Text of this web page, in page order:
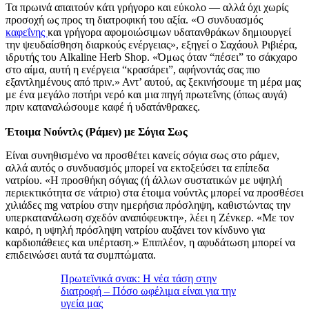
Τα πρωινά απαιτούν κάτι γρήγορο και εύκολο — αλλά όχι χωρίς
προσοχή ως προς τη διατροφική του αξία. «Ο συνδυασμός
καφεΐνης και γρήγορα αφομοιώσιμων υδατανθράκων δημιουργεί
την ψευδαίσθηση διαρκούς ενέργειας», εξηγεί ο Σαχάουλ Ριβιέρα,
ιδρυτής του Alkaline Herb Shop. «Όμως όταν “πέσει” το σάκχαρο
στο αίμα, αυτή η ενέργεια “κρασάρει”, αφήνοντάς σας πιο
εξαντλημένους από πριν.» Αντ’ αυτού, ας ξεκινήσουμε τη μέρα μας
με ένα μεγάλο ποτήρι νερό και μια πηγή πρωτεΐνης (όπως αυγά)
πριν καταναλώσουμε καφέ ή υδατάνθρακες.
Έτοιμα Νούντλς (Ράμεν) με Σόγια Σως
Είναι συνηθισμένο να προσθέτει κανείς σόγια σως στο ράμεν,
αλλά αυτός ο συνδυασμός μπορεί να εκτοξεύσει τα επίπεδα
νατρίου. «Η προσθήκη σόγιας (ή άλλων συστατικών με υψηλή
περιεκτικότητα σε νάτριο) στα έτοιμα νούντλς μπορεί να προσθέσει
χιλιάδες mg νατρίου στην ημερήσια πρόσληψη, καθιστώντας την
υπερκατανάλωση σχεδόν αναπόφευκτη», λέει η Ζένκερ. «Με τον
καιρό, η υψηλή πρόσληψη νατρίου αυξάνει τον κίνδυνο για
καρδιοπάθειες και υπέρταση.» Επιπλέον, η αφυδάτωση μπορεί να
επιδεινώσει αυτά τα συμπτώματα.
Πρωτεϊνικά σνακ: Η νέα τάση στην
διατροφή – Πόσο ωφέλιμα είναι για την
υγεία μας